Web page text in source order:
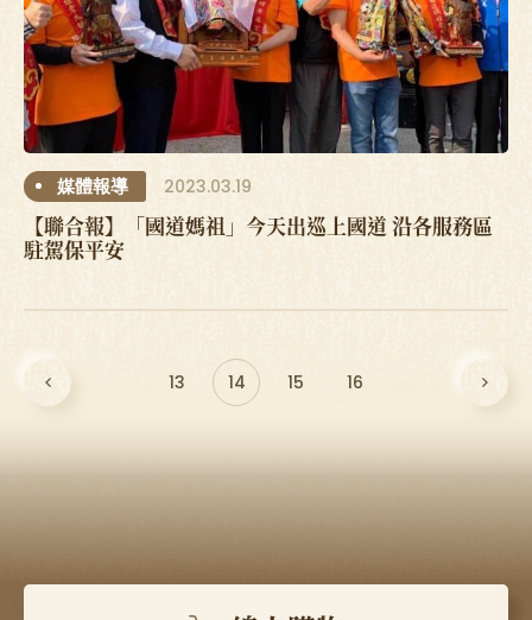
媒體報導 2023.03.19
【聯合報】「國道媽祖」今天出巡上國道 沿各服務區
駐駕保平安
13 14 15 16